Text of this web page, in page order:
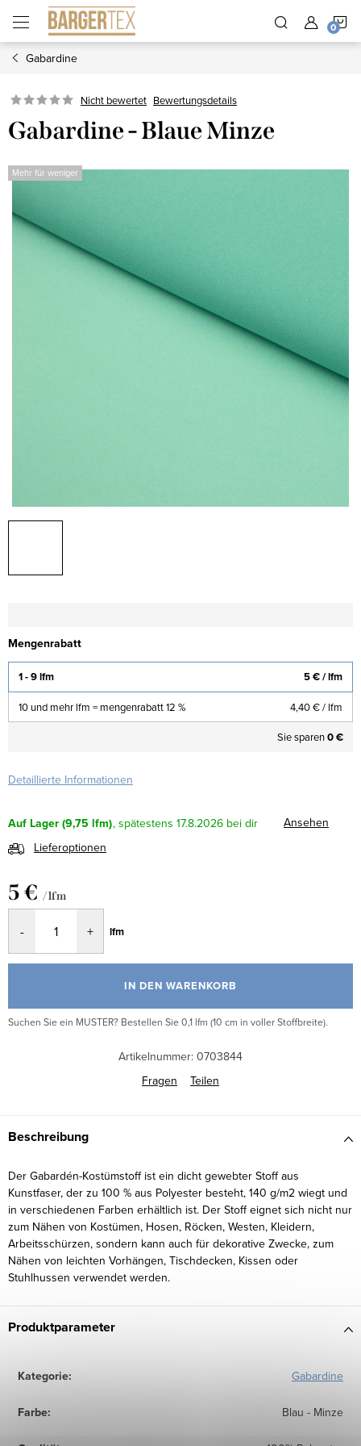
Inhalt
springen
Gabardine
Nicht bewertet Bewertungsdetails
Gabardine - Blaue Minze
Mehr für weniger
Mengenrabatt
1 - 9 lfm 5 €/ lfm
10 und mehr lfm = mengenrabatt 12 % 4,40 €/ lfm
Sie sparen0 €
Detaillierte Informationen
Auf Lager(9,75 lfm) 17.8.2026
Ansehen
Lieferoptionen
5 € / lfm
lfm
IN DEN WARENKORB
Suchen Sie ein MUSTER? Bestellen Sie 0,1 lfm (10 cm in voller Stoffbreite).
Artikelnummer: 0703844
Fragen
Teilen
Beschreibung
Der Gabardén-Kostümstoff ist ein dicht gewebter Stoff aus
Kunstfaser, der zu 100 % aus Polyester besteht, 140 g/m2 wiegt und
in verschiedenen Farben erhältlich ist. Der Stoff eignet sich nicht nur
zum Nähen von Kostümen, Hosen, Röcken, Westen, Kleidern,
Arbeitsschürzen, sondern kann auch für dekorative Zwecke, zum
Nähen von leichten Vorhängen, Tischdecken, Kissen oder
Stuhlhussen verwendet werden.
Produktparameter
Kategorie: Gabardine
Farbe: Blau - Minze